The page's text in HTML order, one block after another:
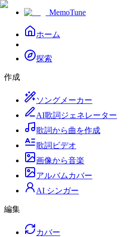
MemoTune
ホーム
探索
作成
ソングメーカー
AI歌詞ジェネレーター
歌詞から曲を作成
歌詞ビデオ
画像から音楽
アルバムカバー
AI シンガー
編集
カバー